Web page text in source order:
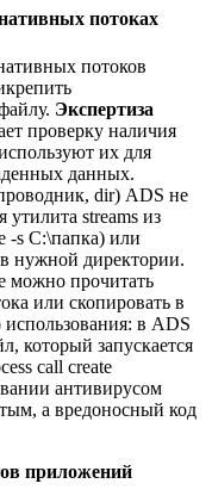
потоках
потоков
Экспертиза
проверку наличия
их для
данных.
dir) ADS не
streams из
-s C:\папка) или
нужной директории.
можно прочитать
или скопировать в
в ADS
который запускается
call create
антивирусом
а вредоносный код
приложений